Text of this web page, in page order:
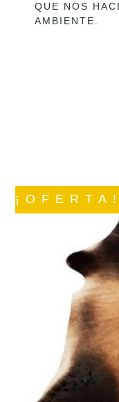
QUE NOS
AMBIENTE.
¡OFERTA!